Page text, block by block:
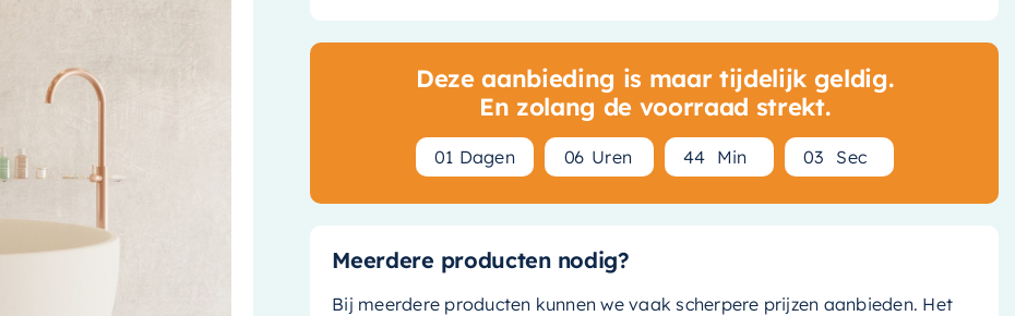
Deze aanbieding is maar tijdelijk geldig.
En zolang de voorraad strekt.
01 Dagen 06 Uren 44 Min 01 Sec
Meerdere producten nodig?
Bij meerdere producten kunnen we vaak scherpere prijzen aanbieden. Het